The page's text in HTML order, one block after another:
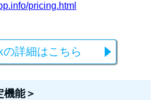
pricing.html
の詳細はこちら
機能＞